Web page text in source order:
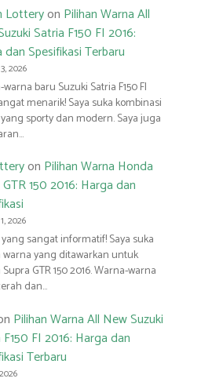
Lotteryon Pilihan Warna All
Satria F150 FI 2016:
dan Spesifikasi Terbaru
2026
baru Suzuki Satria F150 FI
menarik! Saya suka kombinasi
sporty dan modern. Saya juga
on Pilihan Warna Honda
150 2016: Harga dan
2026
sangat informatif! Saya suka
warna yang ditawarkan untuk
GTR 150 2016. Warna-warna
dan…
Pilihan Warna All New Suzuki
FI 2016: Harga dan
Terbaru